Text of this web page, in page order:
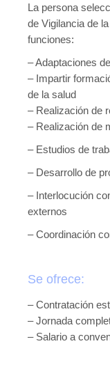
La persona
de Vigilancia de
funciones:
– Adaptaciones
– Impartir
de la salud
– Realización de
– Realización de
– Estudios de
– Desarrollo de
– Interlocución
externos
– Coordinación
Se ofrece:
– Contratación
– Jornada
– Salario a